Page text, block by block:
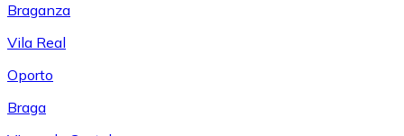
Braganza
Vila Real
Oporto
Braga